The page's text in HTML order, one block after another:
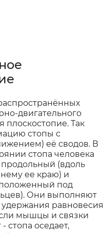
двигательного
плоскостопие. Так
стопы с
её сводов. В
стопа человека
(вдоль
ее краю) и
под
Они выполняют
равновесия
мышцы и связки
стопа оседает,